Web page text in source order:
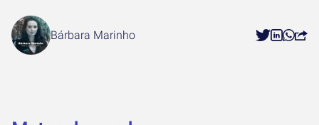
Bárbara Marinho